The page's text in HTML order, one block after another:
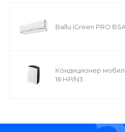
Ballu iGreen PRO
Кондиционер
16 НP/N3